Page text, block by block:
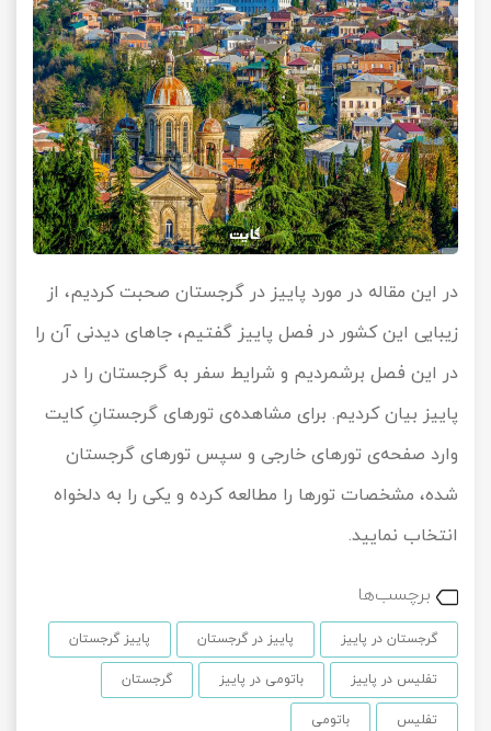
در این مقاله در مورد پاییز در گرجستان صحبت کردیم، از
زیبایی این کشور در فصل پاییز گفتیم، جاهای دیدنی آن را
در این فصل برشمردیم و شرایط سفر به گرجستان را در
پاییز بیان کردیم. برای مشاهده‌ی تورهای گرجستانِ کایت
وارد صفحه‌ی تورهای خارجی و سپس تورهای گرجستان
شده، مشخصات تورها را مطالعه کرده و یکی را به دلخواه
انتخاب نمایید.
برچسب‌ها
گرجستان در پاییز پاییز در گرجستان پاییز گرجستان
تفلیس در پاییز باتومی در پاییز گرجستان
تفلیس باتومی